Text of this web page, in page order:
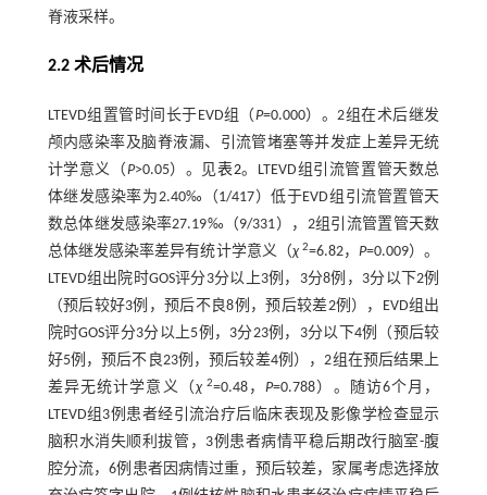
脊液采样。
2.2 术后情况
LTEVD组置管时间长于EVD组（P=0.000）。2组在术后继发
颅内感染率及脑脊液漏、引流管堵塞等并发症上差异无统
计学意义（P>0.05）。见表2。LTEVD组引流管置管天数总
体继发感染率为2.40‰（1/417）低于EVD组引流管置管天
数总体继发感染率27.19‰（9/331），2组引流管置管天数
总体继发感染率差异有统计学意义（χ 2=6.82，P=0.009）。
LTEVD组出院时GOS评分3分以上3例，3分8例，3分以下2例
（预后较好3例，预后不良8例，预后较差2例），EVD组出
院时GOS评分3分以上5例，3分23例，3分以下4例（预后较
好5例，预后不良23例，预后较差4例），2组在预后结果上
差异无统计学意义（χ 2=0.48，P=0.788）。随访6个月，
LTEVD组3例患者经引流治疗后临床表现及影像学检查显示
脑积水消失顺利拔管，3例患者病情平稳后期改行脑室-腹
腔分流，6例患者因病情过重，预后较差，家属考虑选择放